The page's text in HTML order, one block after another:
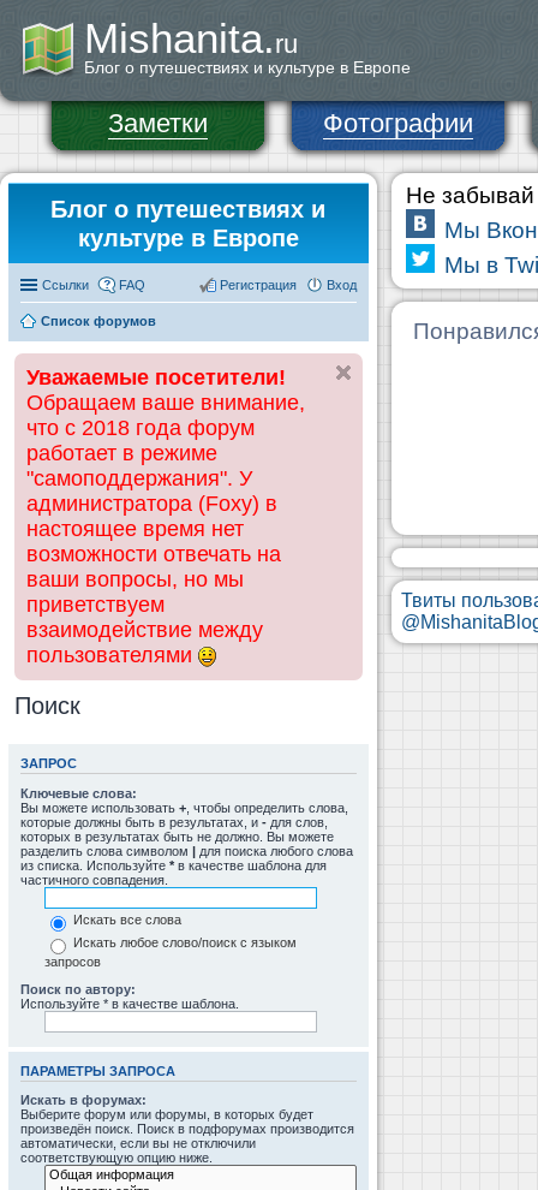
Mishanita.ru
Блог о путешествиях и культуре в Европе
Заметки Фотографии
Блог о путешествиях и
культуре в Европе
Ссылки FAQ Вход
Регистрация
Список форумов
Уважаемые посетители!
Обращаем ваше внимание,
что с 2018 года форум
работает в режиме
"самоподдержания". У
администратора (Foxy) в
настоящее время нет
возможности отвечать на
ваши вопросы, но мы
приветствуем
взаимодействие между
пользователями
Поиск
ЗАПРОС
Ключевые слова:
Вы можете использовать + , чтобы определить слова,
которые должны быть в результатах, и - для слов,
которых в результатах быть не должно. Вы можете
разделить слова символом | для поиска любого слова
из списка. Используйте * в качестве шаблона для
частичного совпадения.
Искать все слова
Искать любое слово/поиск с языком
запросов
Поиск по автору:
Используйте * в качестве шаблона.
ПАРАМЕТРЫ ЗАПРОСА
Искать в форумах:
Выберите форум или форумы, в которых будет
произведён поиск. Поиск в подфорумах производится
автоматически, если вы не отключили
соответствующую опцию ниже.
Не забывай
Мы
Мы в
Твиты